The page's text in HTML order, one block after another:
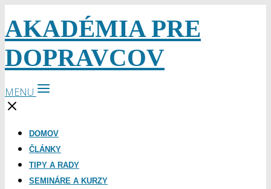
AKADÉMIA PRE
DOPRAVCOV
MENU
DOMOV
ČLÁNKY
TIPY A RADY
SEMINÁRE A KURZY